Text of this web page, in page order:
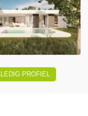
PROFIEL